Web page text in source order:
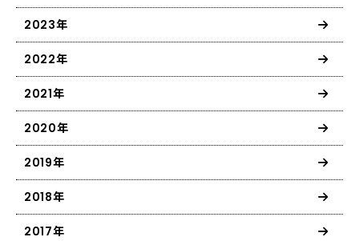
2023年
2022年
2021年
2020年
2019年
2018年
2017年